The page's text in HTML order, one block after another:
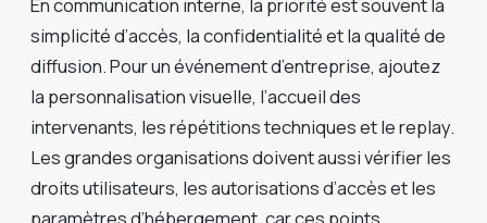
En communication interne, la priorité est souvent la
simplicité d’accès, la confidentialité et la qualité de
diffusion. Pour un événement d’entreprise, ajoutez
la personnalisation visuelle, l’accueil des
intervenants, les répétitions techniques et le replay.
Les grandes organisations doivent aussi vérifier les
droits utilisateurs, les autorisations d’accès et les